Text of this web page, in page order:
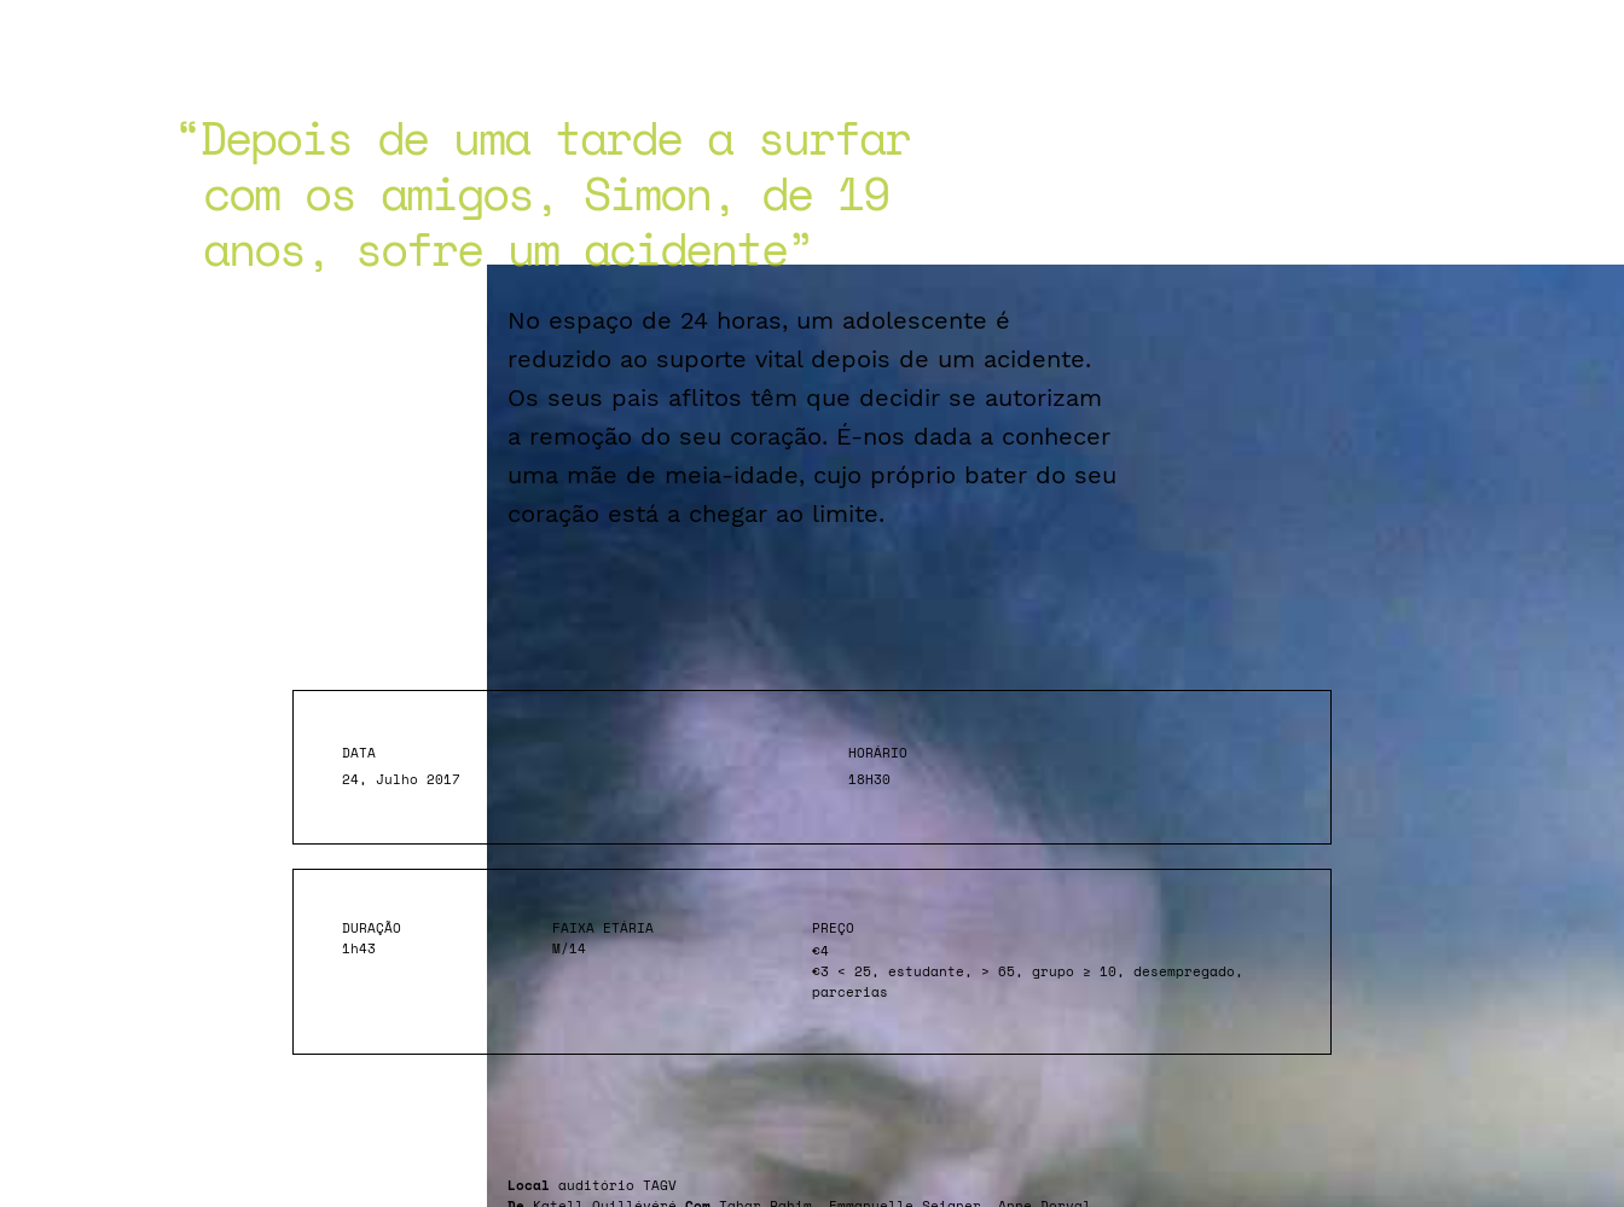
Depois de uma tarde a surfar
com os amigos, Simon, de 19
anos, sofre um acidente
No espaço de 24 horas, um adolescente é
reduzido ao suporte vital depois de um acidente.
Os seus pais aflitos têm que decidir se autorizam
a remoção do seu coração. É-nos dada a conhecer
uma mãe de meia-idade, cujo próprio bater do seu
coração está a chegar ao limite.
DATA
24, Julho 2017
HORÁRIO
18H30
DURAÇÃO
1h43
FAIXA ETÁRIA
M/14
PREÇO
€4
€3 < 25, estudante, > 65, grupo ≥ 10, desempregado,
parcerias
Local auditório TAGV